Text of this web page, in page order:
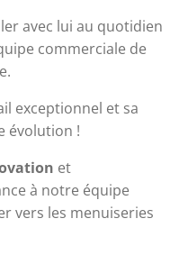
avec lui au quotidien
commerciale de
exceptionnel et sa
évolution !
et
à notre équipe
vers les menuiseries